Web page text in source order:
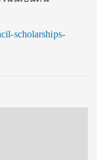
scholarships-